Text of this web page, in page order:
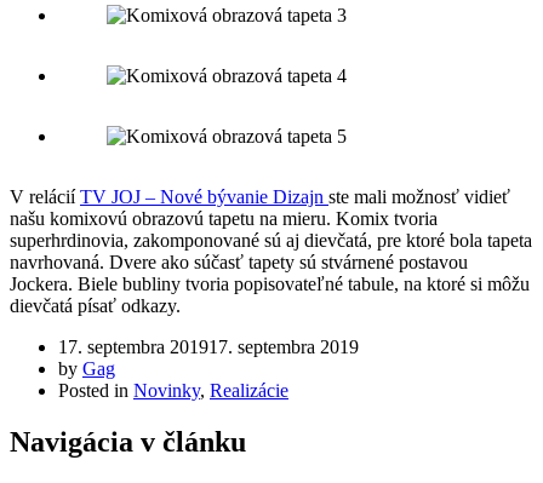
V reláciíTV JOJ – Nové bývanie Dizajn ste mali možnosť vidieť
našu komixovú obrazovú tapetu na mieru. Komix tvoria
superhrdinovia, zakomponované sú aj dievčatá, pre ktoré bola tapeta
navrhovaná. Dvere ako súčasť tapety sú stvárnené postavou
Jockera. Biele bubliny tvoria popisovateľné tabule, na ktoré si môžu
dievčatá písať odkazy.
17. septembra 201917. septembra 2019
by Gag
Posted in Novinky, Realizácie
Navigácia v článku